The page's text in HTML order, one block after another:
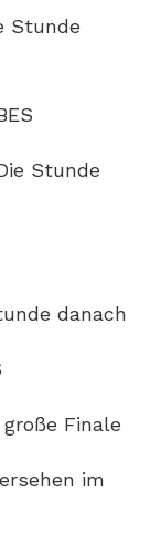
Stunde
Stunde
danach
Finale
im